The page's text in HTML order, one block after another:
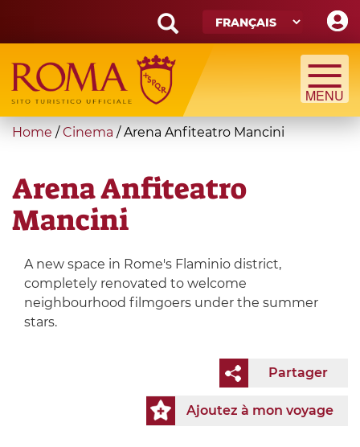
main
content
Search
form
Recherche
You
here
Home / Cinema /Arena Anfiteatro Mancini
Arena Anfiteatro
Mancini
A new space in Rome's Flaminio district,
completely renovated to welcome
neighbourhood filmgoers under the summer
stars.
Partager
Ajoutez à mon voyage